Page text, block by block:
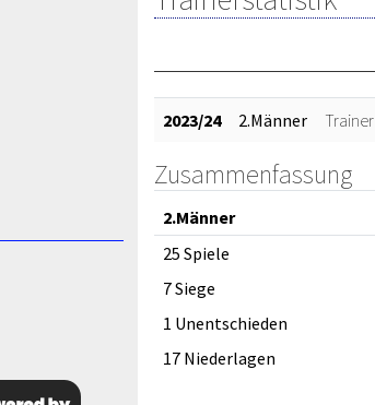
2023/24 2.Männer Trainer
Zusammenfassung
2.Männer
25 Spiele
7 Siege
1 Unentschieden
17 Niederlagen